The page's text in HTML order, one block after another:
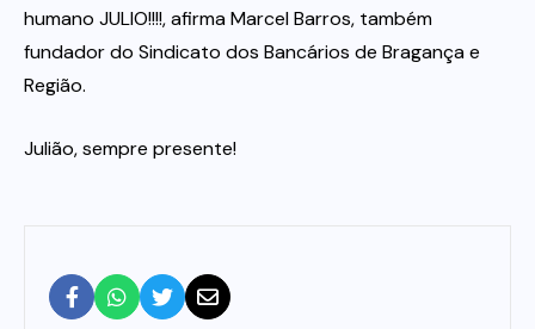
humano JULIO!!!!, afirma Marcel Barros, também
fundador do Sindicato dos Bancários de Bragança e
Região.
Julião, sempre presente!